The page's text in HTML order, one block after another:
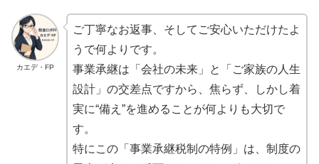
カエデ・FP
ご丁寧なお返事、そしてご安心いただけたよ
うで何よりです。
事業承継は「会社の未来」と「ご家族の人生
設計」の交差点ですから、焦らず、しかし着
実に“備え”を進めることが何よりも大切で
す。
特にこの「事業承継税制の特例」は、制度の